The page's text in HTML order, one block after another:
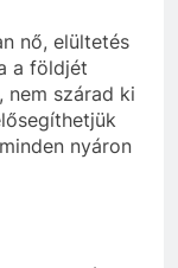
nő, elültetés
a földjét
nem szárad ki
nyáron